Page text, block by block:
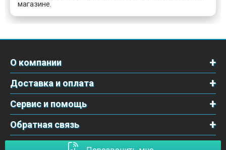
магазине.
О компании
Доставка и оплата
Сервис и помощь
Обратная связь